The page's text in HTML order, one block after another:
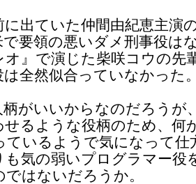
に出ていた仲間由紀恵主演
で要領の悪いダメ刑事役は
オ』で演じた柴咲コウの先
は全然似合っていなかった
柄がいいからなのだろうが
せるような役柄のため、何
ているようで気になって仕
も気の弱いプログラマー役
はないだろうか。